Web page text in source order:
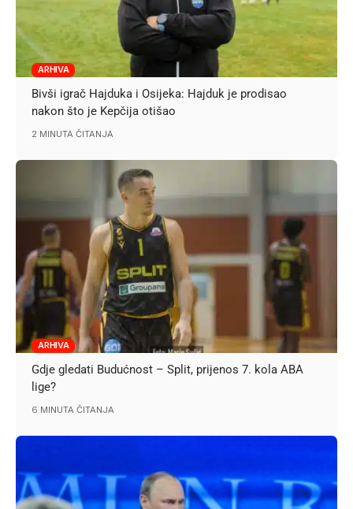
ARHIVA
Bivši igrač Hajduka i Osijeka: Hajduk je prodisao
nakon što je Kepčija otišao
2 MINUTA ČITANJA
ARHIVA
Gdje gledati Budućnost – Split, prijenos 7. kola ABA
lige?
6 MINUTA ČITANJA